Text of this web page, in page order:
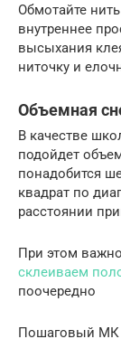
Обмотайте
внутреннее
высыхания
ниточку и
Объемная
В качестве
подойдет
понадобится
квадрат по
расстоянии
При этом
склеиваем
поочередно
Пошаговый МК